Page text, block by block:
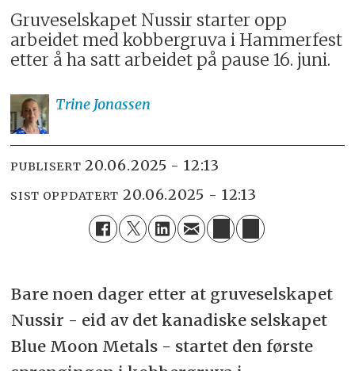
Gruveselskapet Nussir starter opp
arbeidet med kobbergruva i Hammerfest
etter å ha satt arbeidet på pause 16. juni.
Trine Jonassen
PUBLISERT 20.06.2025 - 12:13
SIST OPPDATERT 20.06.2025 - 12:13
Bare noen dager etter at gruveselskapet
Nussir - eid av det kanadiske selskapet
Blue Moon Metals - startet den første